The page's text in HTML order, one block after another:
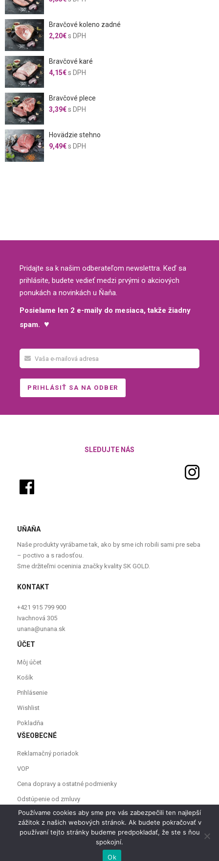
Bravčové koleno zadné
2,20€s DPH
Bravčové karé
4,15€s DPH
Bravčové plece
3,39€s DPH
Hovädzie stehno
9,49€s DPH
Pridajte sa k našim odberateľom newslettra. Keď sa
prihlásite, budete vedieť medzi prvými o akciových
ponukách a novinkách u Ňaňa.
Posielame len 2 e-maily do mesiaca, takže žiadny
spam. ♥
SLEDUJTE NÁS
UŇAŇA
Naše produkty vyrábame tak, ako by sme ich robili sami pre seba
– poctivo a s radosťou.
Sme držiteľmi oceninia značky kvality SK GOLD.
KONTAKT
+421 915 799 900
Ivachnová 305
unana@unana.sk
ÚČET
Môj účet
Košík
Prihlásenie
Wishlist
Pokladňa
VŠEOBECNÉ
Reklamačný poriadok
VOP
Cena dopravy a ostatné podmienky
Odstúpenie od zmluvy
Používame cookies aby sme pre vás zabezpečili ten najlepší
zážitok z našich webových stránok. Ak budete pokračovať v
používaní tejto stránky budeme predpokladať, že ste s ňou
spokojní.
Ok